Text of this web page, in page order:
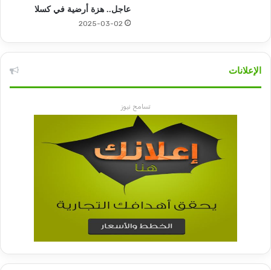
عاجل.. هزة أرضية في كسلا
2025-03-02
الإعلانات
تسامح نيوز